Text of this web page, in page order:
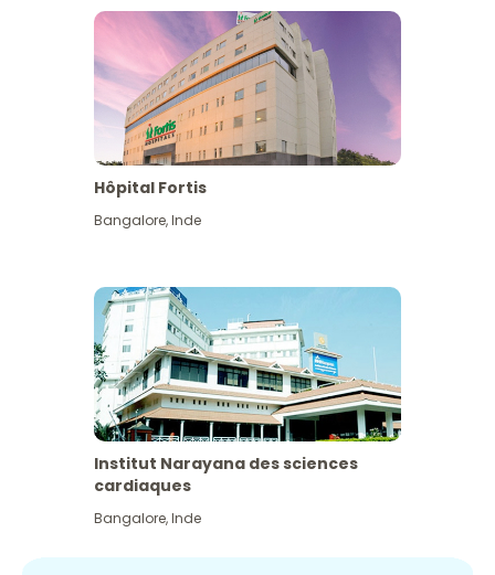
Hôpital Fortis
Bangalore,Inde
Institut Narayana des sciences
cardiaques
Bangalore,Inde